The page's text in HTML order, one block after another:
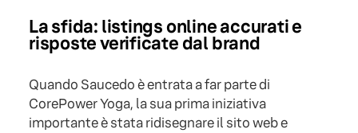
La sfida: listings online accurati e
risposte verificate dal brand
Quando Saucedo è entrata a far parte di
CorePower Yoga, la sua prima iniziativa
importante è stata ridisegnare il sito web e